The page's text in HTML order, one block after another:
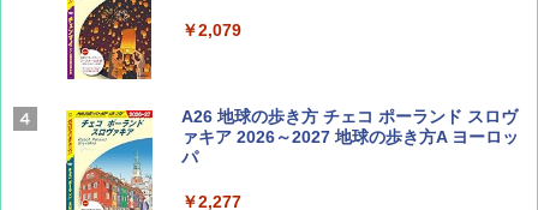
Coyote No.89 特集 星野道夫 夢見る旅
￥1,540
￥2,079
A26 地球の歩き方 チェコ ポーランド スロヴ
ァキア 2026～2027 地球の歩き方A ヨーロッ
パ
￥2,277